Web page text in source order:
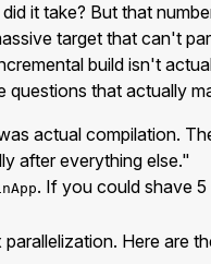
it take? But that
target that can't
build isn't
questions that actually
actual compilation.
after everything else."
. If you could shave
Here are